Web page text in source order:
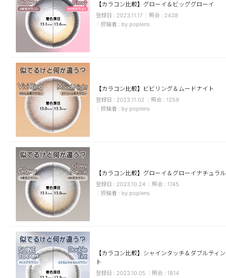
【カラコン比較】グローイ＆ビッググローイ
2023.11.17
2438
by poplens
【カラコン比較】ビビリング＆ムードナイト
2023.11.02
1259
by poplens
【カラコン比較】グローイ＆グローイナチュラル
2023.10.24
1745
by poplens
【カラコン比較】シャインタッチ＆ダブルティン
ト
2023.10.05
1814